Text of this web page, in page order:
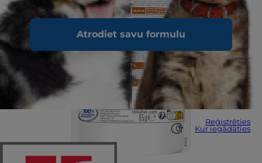
Atrodiet savu formulu
Reģistrēties
Kur iegādāties